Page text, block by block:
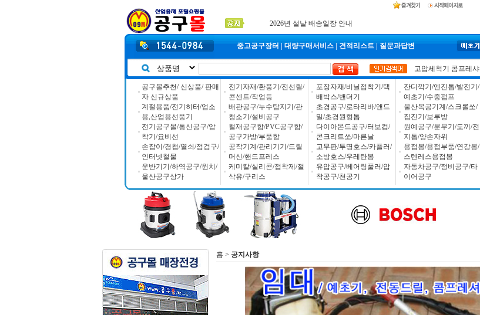
2026년 설날 배송일장 안내
중고공구장터 대량구매서비스 견적리스트 질문과답변
고압세척기 콤프레샤
공구몰추천/ 신상품/ 판매
자 신규상품
계절용품/전기히터/업소
용,산업용선풍기
전기공구몰/통신공구/압
착기/요비선
손잡이/경첩/열쇠/점검구/
인터넷철물
운반기기/하역공구/윈치/
울산공구상가
전기자재/환풍기/전선릴/
콘센트/작업등
배관공구/누수탐지기/관
청소기/설비공구
철재공구함/PVC공구함/
공구가방/부품함
공작기계/관리기기/드릴
머신/핸드프레스
케미칼/실리콘/접착제/절
삭유/구리스
포장자재/비닐접착기/택
배박스/밴더기
초경공구/로타리바/앤드
밀/초경원형톱
다이아몬드공구/터보컵/
콘크리트쏘/마른날
고무판/투명호스/카플러/
소방호스/우레탄봉
유압공구/베어링풀러/압
착공구/천공기
잔디깍기/엔진톱/발전기/
예초기/수중펌프
울산목공기계/스크롤쏘/
집진기/보루방
원예공구/분무기/도끼/전
지톱/양손자위
용접봉/용접부품/연강봉/
스텐레스용접봉
자동차공구/정비공구/타
이어공구
홈 > 공지사항